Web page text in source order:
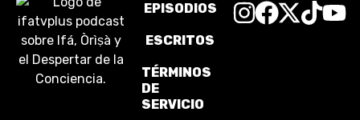
EPISODIOS
ESCRITOS
TÉRMINOS
DE
SERVICIO